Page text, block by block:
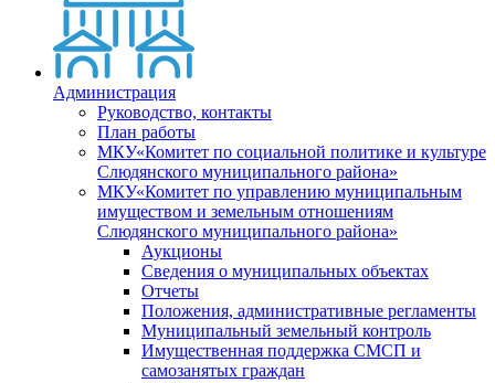
Администрация
Руководство, контакты
План работы
МКУ«Комитет по социальной политике и культуре
Слюдянского муниципального района»
МКУ«Комитет по управлению муниципальным
имуществом и земельным отношениям
Слюдянского муниципального района»
Аукционы
Сведения о муниципальных объектах
Отчеты
Положения, административные регламенты
Муниципальный земельный контроль
Имущественная поддержка СМСП и
самозанятых граждан